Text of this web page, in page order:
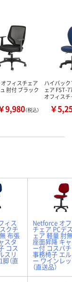
オフィスチェア
肘付 ブラック
9,980（税込）
ハイバッ
ェア FST-
オフィス
￥
ィス
クチ
布張
スタ
コス
スリ
（直
Netforce オ
チェア PCデ
ェア 軽量 肘
座面昇降 キ
ー付 コスパ
事務椅子 エ
ー ワインレ
（直送品）